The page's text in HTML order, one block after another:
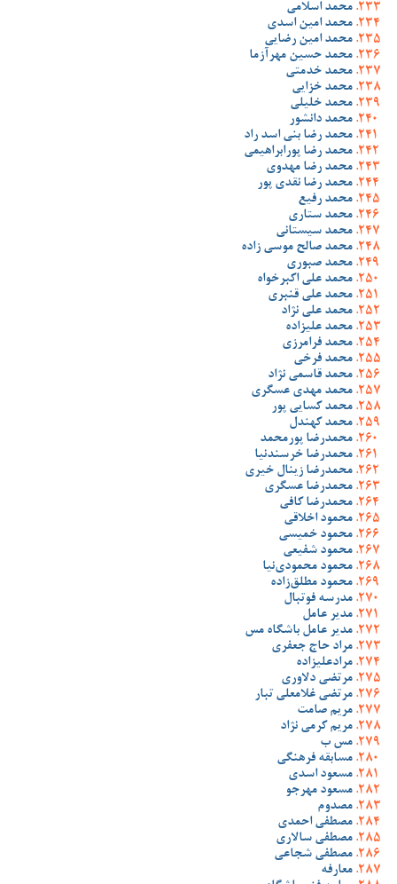
محمد اسلامی
محمد امین اسدی
محمد امین رضایی
محمد حسین مهرآزما
محمد خدمتی
محمد خزایی
محمد خلیلی
محمد دانشور
محمد رضا بنی اسد راد
محمد رضا پورابراهیمی
محمد رضا مهدوی
محمد رضا نقدی پور
محمد رفیع
محمد ستاری
محمد سیستانی
محمد صالح موسی زاده
محمد صبوری
محمد علی اکبرخواه
محمد علی قنبری
محمد علی نژاد
محمد علیزاده
محمد فرامرزی
محمد فرخی
محمد قاسمی نژاد
محمد مهدی عسگری
محمد کسایی پور
محمد کهندل
محمدرضا پورمحمد
محمدرضا خرسندنیا
محمدرضا زینال خیری
محمدرضا عسگری
محمدرضا کافی
محمود اخلاقی
محمود خمیسی
محمود شفیعی
محمود محمودی‌نیا
محمود مطلق‌زاده
مدرسه فوتبال
مدیر عامل
مدیر عامل باشگاه مس
مراد حاج جعفری
مرادعلیزاده
مرتضی دلاوری
مرتضی غلامعلی تبار
مریم صامت
مریم کرمی نژاد
مس ب
مسابقه فرهنگی
مسعود اسدی
مسعود مهرجو
مصدوم
مصطفی احمدی
مصطفی سالاری
مصطفی شجاعی
معارفه